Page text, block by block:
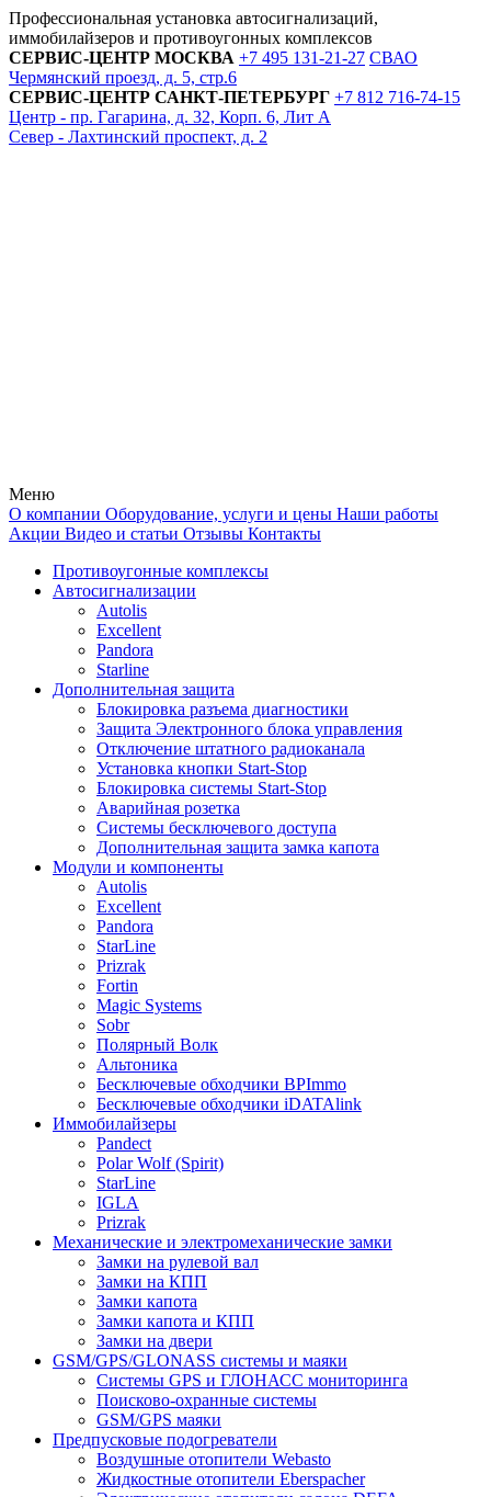
Профессиональная установка автосигнализаций,
иммобилайзеров и противоугонных комплексов
СЕРВИС-ЦЕНТР МОСКВА +7 495 131-21-27 СВАО
Чермянский проезд, д. 5, стр.6
СЕРВИС-ЦЕНТР САНКТ-ПЕТЕРБУРГ +7 812 716-74-15
Центр - пр. Гагарина, д. 32, Корп. 6, Лит А
Север - Лахтинский проспект, д. 2
Меню
О компании Оборудование, услуги и цены Наши работы
Акции Видео и статьи Отзывы Контакты
Противоугонные комплексы
Автосигнализации
Autolis
Excellent
Pandora
Starline
Дополнительная защита
Блокировка разъема диагностики
Защита Электронного блока управления
Отключение штатного радиоканала
Установка кнопки Start-Stop
Блокировка системы Start-Stop
Аварийная розетка
Системы бесключевого доступа
Дополнительная защита замка капота
Модули и компоненты
Autolis
Excellent
Pandora
StarLine
Prizrak
Fortin
Magic Systems
Sobr
Полярный Волк
Альтоника
Бесключевые обходчики BPImmo
Бесключевые обходчики iDATAlink
Иммобилайзеры
Pandect
Polar Wolf (Spirit)
StarLine
IGLA
Prizrak
Механические и электромеханические замки
Замки на рулевой вал
Замки на КПП
Замки капота
Замки капота и КПП
Замки на двери
GSM/GPS/GLONASS системы и маяки
Системы GPS и ГЛОНАСС мониторинга
Поисково-охранные системы
GSM/GPS маяки
Предпусковые подогреватели
Воздушные отопители Webasto
Жидкостные отопители Eberspacher